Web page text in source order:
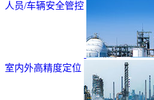
人员/车辆安全管控
室内外高精度定位